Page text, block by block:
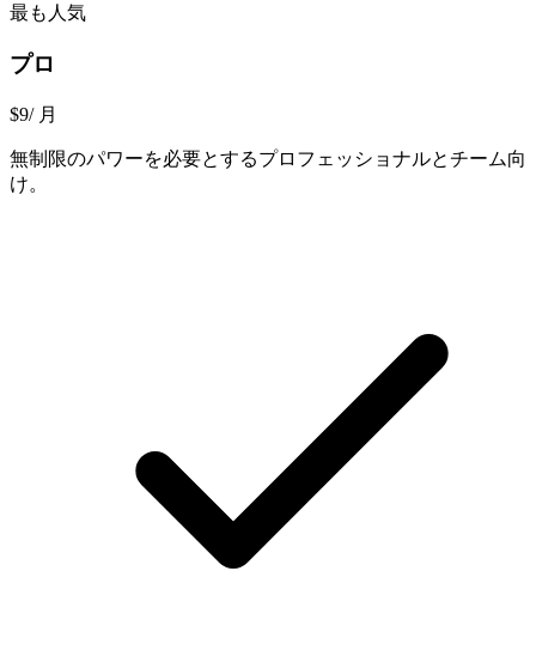
最も人気
プロ
$9/ 月
無制限のパワーを必要とするプロフェッショナルとチーム向
け。